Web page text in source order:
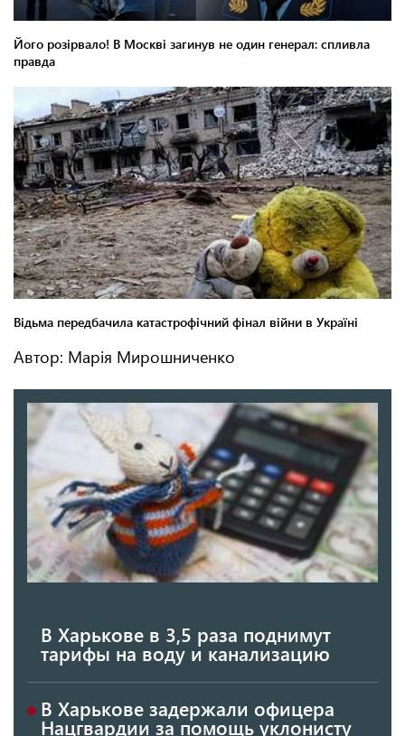
Автор: Марія Мирошниченко
В Харькове в 3,5 раза поднимут
тарифы на воду и канализацию
В Харькове задержали офицера
Нацгвардии за помощь уклонисту